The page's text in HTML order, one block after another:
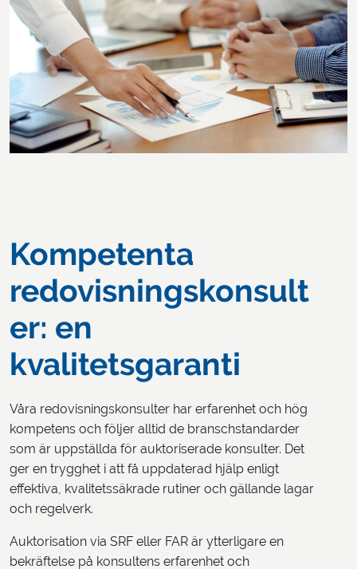
Kompetenta
redovisningskonsult
er: en
kvalitetsgaranti
Våra redovisningskonsulter har erfarenhet och hög
kompetens och följer alltid de branschstandarder
som är uppställda för auktoriserade konsulter. Det
ger en trygghet i att få uppdaterad hjälp enligt
effektiva, kvalitetssäkrade rutiner och gällande lagar
och regelverk.
Auktorisation via SRF eller FAR är ytterligare en
bekräftelse på konsultens erfarenhet och